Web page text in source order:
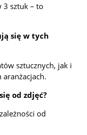
3 sztuk – to
się w tych
sztucznych, jak i
od zdjęć?
od